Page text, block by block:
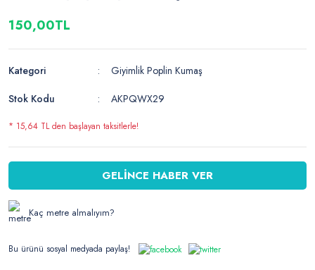
150,00TL
Kategori
Giyimlik Poplin Kumaş
Stok Kodu
AKPQWX29
* 15,64 TL den başlayan taksitlerle!
GELİNCE HABER VER
Kaç metre almalıyım?
Bu ürünü sosyal medyada paylaş!